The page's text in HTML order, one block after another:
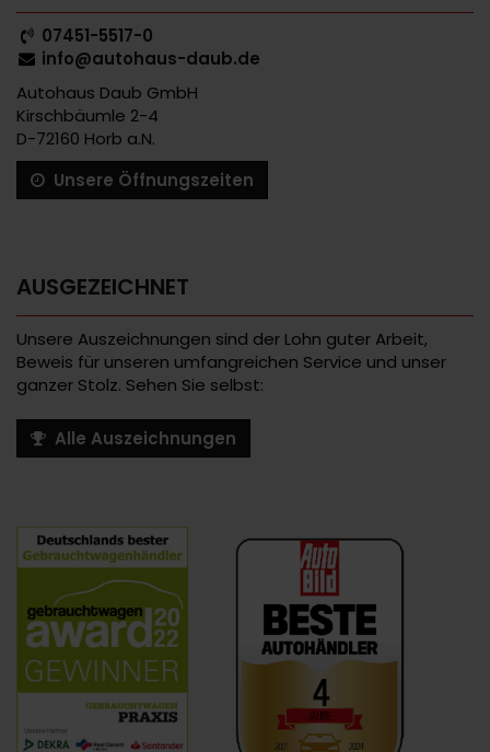
07451-5517-0
info@autohaus-daub.de
Autohaus Daub GmbH
Kirschbäumle 2-4
D-72160 Horb a.N.
Unsere Öffnungszeiten
AUSGEZEICHNET
Unsere Auszeichnungen sind der Lohn guter Arbeit,
Beweis für unseren umfangreichen Service und unser
ganzer Stolz. Sehen Sie selbst:
Alle Auszeichnungen